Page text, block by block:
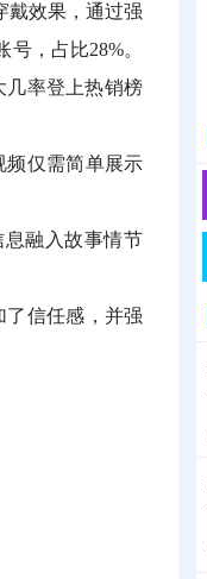
戴效果，通过强
，占比28%。
几率登上热销榜
频仅需简单展示
融入故事情节
了信任感，并强